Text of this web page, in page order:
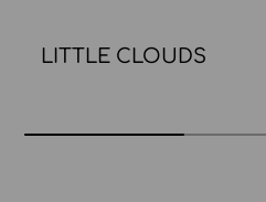
LITTLE CLOUDS